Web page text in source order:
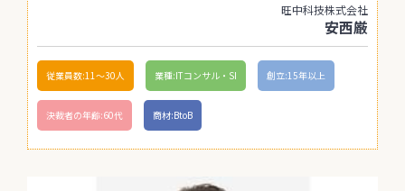
旺中科技株式会社
安西厳
従業員数:11〜30人 業種:ITコンサル・SI 創立:15年以上
決裁者の年齢:60代 商材:BtoB